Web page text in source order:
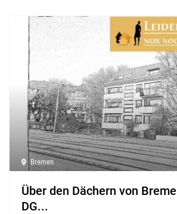
Bremen
Über den Dächern von
DG...